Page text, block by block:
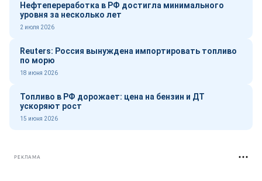
Нефтепереработка в РФ достигла минимального
уровня за несколько лет
2 июля 2026
Reuters: Россия вынуждена импортировать топливо
по морю
18 июня 2026
Топливо в РФ дорожает: цена на бензин и ДТ
ускоряют рост
15 июня 2026
РЕКЛАМА